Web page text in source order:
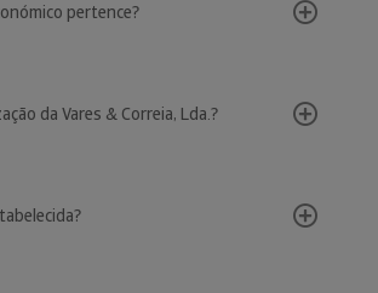
pertence?
da Vares & Correia, Lda.?